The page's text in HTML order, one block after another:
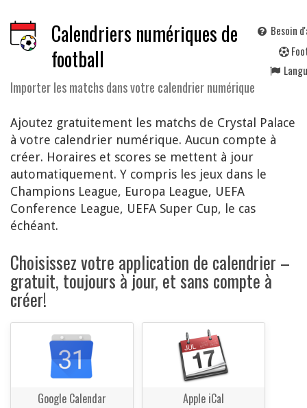
Calendriers numériques de
football
Importer les matchs dans votre calendrier numérique
Besoin
F
Ajoutez gratuitement les matchs de Crystal Palace
à votre calendrier numérique. Aucun compte à
créer. Horaires et scores se mettent à jour
automatiquement. Y compris les jeux dans le
Champions League, Europa League, UEFA
Conference League, UEFA Super Cup, le cas
échéant.
Choisissez votre application de calendrier –
gratuit, toujours à jour, et sans compte à
créer!
Google Calendar Apple iCal